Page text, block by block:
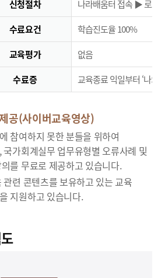
신청절차 나라배움터 접속 ▶ 로그
수료요건 학습진도율 100%
교육평가 없음
수료증 교육종료 익일부터 ‘나
공(사이버교육영상)
참여하지 못한 분들을 위하여
가회계실무 업무유형별 오류사례 및
를 무료로 제공하고 있습니다.
련 콘텐츠를 보유하고 있는 교육
지원하고 있습니다.